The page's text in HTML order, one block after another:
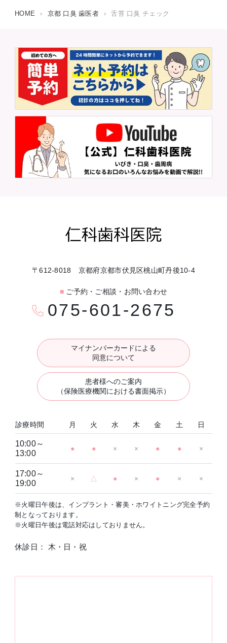
HOME › 京都 口臭 歯医者 › 舌苔 口臭 チェック
〒612-8018 京都府京都市伏見区桃山町丹後10-4
■ ご予約・ご相談・お問い合わせ
075-601-2675
マイナンバーカードによる
同意について
患者様へのご案内
（保険医療機関における書面掲示）
診療時間 月 火 水 木 金 土 日
10:00～
13:00
● ● × × ● ● ×
17:00～
19:00
× △ ● × ● × ×
※火曜日午後は、インプラント・審美・ホワイトニング完全予約
制となっております。
※火曜日午後は電話対応はしておりません。
休診日： 木・日・祝